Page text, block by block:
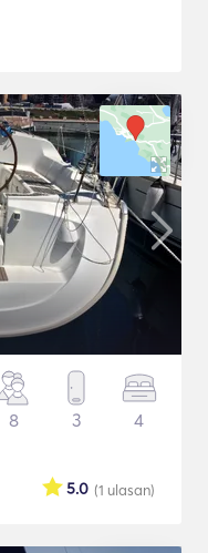
8 3 4
(1 ulasan)
5.0